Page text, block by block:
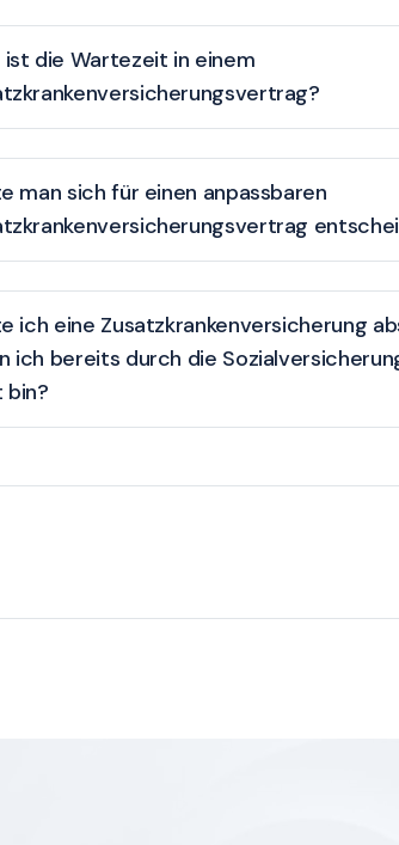
ist die Wartezeit in einem
man sich für einen anpassbaren
ich eine Zusatzkrankenversicherung
ich bereits durch die